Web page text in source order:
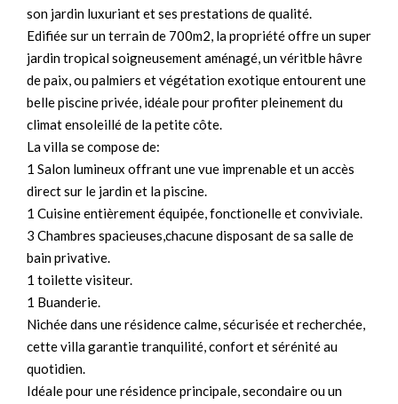
son jardin luxuriant et ses prestations de qualité.
Edifiée sur un terrain de 700m2, la propriété offre un super
jardin tropical soigneusement aménagé, un véritble hâvre
de paix, ou palmiers et végétation exotique entourent une
belle piscine privée, idéale pour profiter pleinement du
climat ensoleillé de la petite côte.
La villa se compose de:
1 Salon lumineux offrant une vue imprenable et un accès
direct sur le jardin et la piscine.
1 Cuisine entièrement équipée, fonctionelle et conviviale.
3 Chambres spacieuses,chacune disposant de sa salle de
bain privative.
1 toilette visiteur.
1 Buanderie.
Nichée dans une résidence calme, sécurisée et recherchée,
cette villa garantie tranquilité, confort et sérénité au
quotidien.
Idéale pour une résidence principale, secondaire ou un